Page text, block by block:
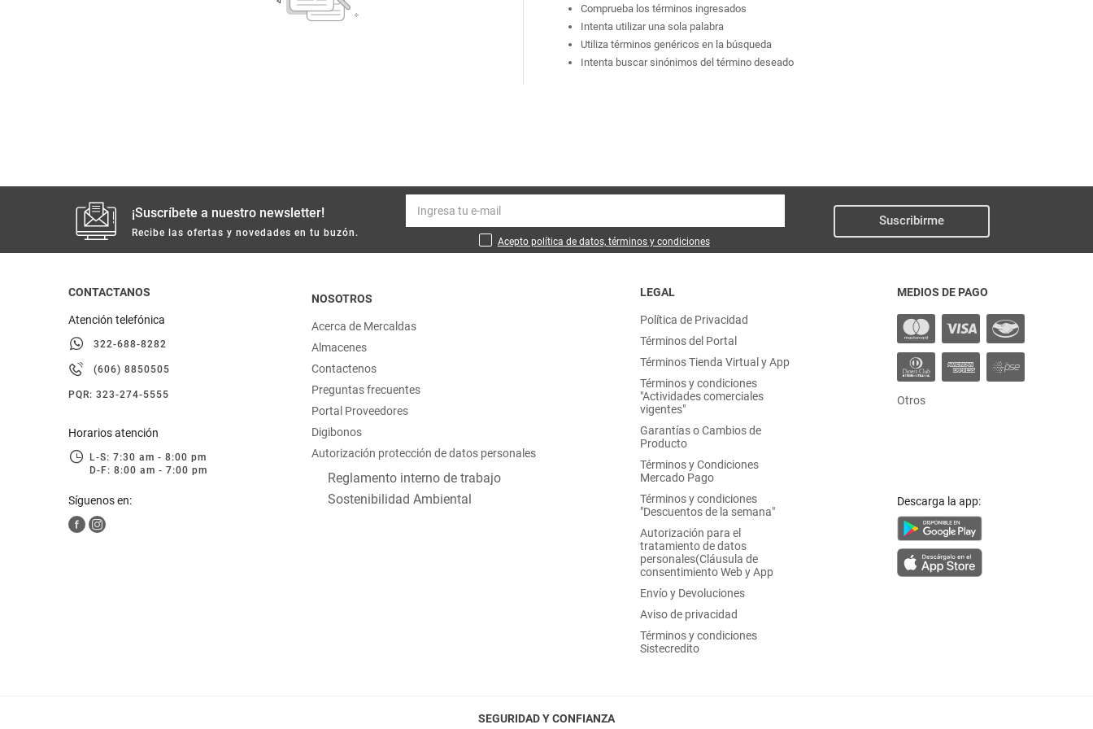
mascotas
limpieza
hogar
tecnología
moda
deportes
Comprueba los términos ingresados
Intenta utilizar una sola palabra
Utiliza términos genéricos en la búsqueda
Intenta buscar sinónimos del término deseado
¡Suscríbete a nuestro newsletter!
Recibe las ofertas y novedades en tu buzón.
Acepto política de datos, términos y condiciones
Suscribirme
CONTACTANOS
Atención telefónica
322-688-8282
(606) 8850505
PQR: 323-274-5555
Horarios atención
L-S: 7:30 am - 8:00 pm
D-F: 8:00 am - 7:00 pm
Síguenos en:
NOSOTROS
Acerca de Mercaldas
Almacenes
Contactenos
Preguntas frecuentes
Portal Proveedores
Digibonos
Autorización protección de datos personales
Reglamento interno de trabajo
Sostenibilidad Ambiental
LEGAL
Política de Privacidad
Términos del Portal
Términos Tienda Virtual y App
Términos y condiciones
"Actividades comerciales
vigentes"
Garantías o Cambios de
Producto
Términos y Condiciones
Mercado Pago
Términos y condiciones
"Descuentos de la semana"
Autorización para el
tratamiento de datos
personales(Cláusula de
consentimiento Web y App
Envío y Devoluciones
Aviso de privacidad
Términos y condiciones
Sistecredito
MEDIOS DE PAGO
Otros
Descarga la app:
SEGURIDAD Y CONFIANZA